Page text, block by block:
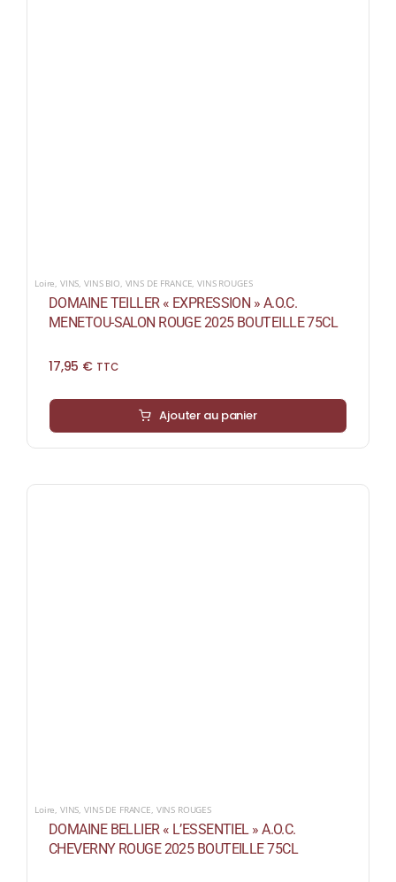
Loire, VINS,VINS BIO, VINS DE FRANCE,VINS ROUGES
DOMAINE TEILLER « EXPRESSION » A.O.C.
MENETOU-SALON ROUGE 2025 BOUTEILLE 75CL
17,95 € TTC
Ajouter au panier
Loire VINS ,VINS DE FRANCE VINS ROUGES
DOMAINE BELLIER « L’ESSENTIEL » A.O.C.
CHEVERNY ROUGE 2025 BOUTEILLE 75CL